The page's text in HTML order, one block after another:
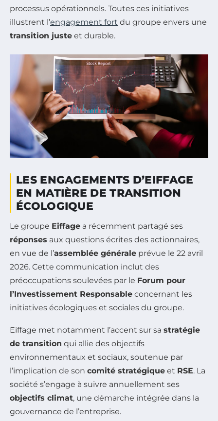
processus opérationnels. Toutes ces initiatives
illustrent l’engagement fort du groupe envers une
transition juste et durable.
LES ENGAGEMENTS D’EIFFAGE
EN MATIÈRE DE TRANSITION
ÉCOLOGIQUE
Le groupe Eiffage a récemment partagé ses
réponses aux questions écrites des actionnaires,
en vue de l’assemblée générale prévue le 22 avril
2026. Cette communication inclut des
préoccupations soulevées par le Forum pour
l’Investissement Responsable concernant les
initiatives écologiques et sociales du groupe.
Eiffage met notamment l’accent sur sa stratégie
de transition qui allie des objectifs
environnementaux et sociaux, soutenue par
l’implication de son comité stratégique et RSE. La
société s’engage à suivre annuellement ses
objectifs climat, une démarche intégrée dans la
gouvernance de l’entreprise.